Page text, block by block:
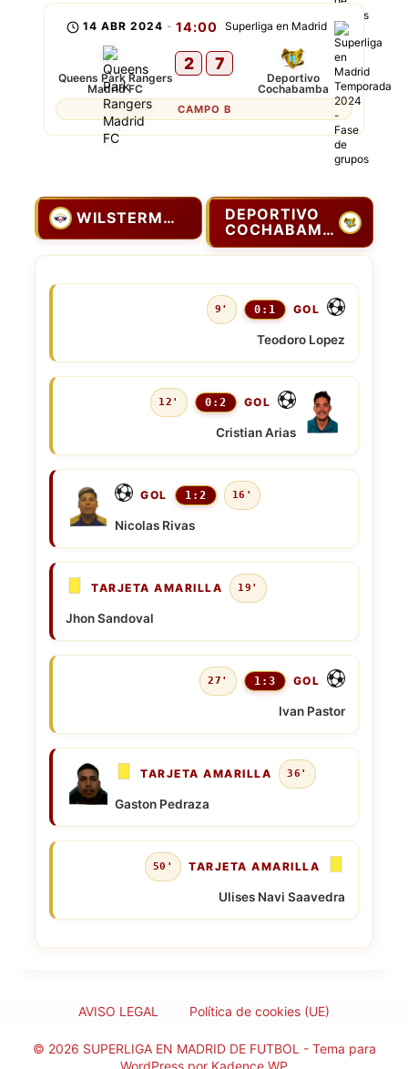
Superliga en Madrid
14 ABR 2024 - 14:00
Queens Park Rangers
Madrid FC
2 7
Deportivo
Cochabamba
CAMPO B
WILSTERMANN
DEPORTIVO
COCHABAMBA
9' 0:1 GOL
Teodoro Lopez
12' 0:2 GOL
Cristian Arias
GOL 1:2 16'
Nicolas Rivas
TARJETA AMARILLA 19'
Jhon Sandoval
27' 1:3 GOL
Ivan Pastor
TARJETA AMARILLA 36'
Gaston Pedraza
50' TARJETA AMARILLA
Ulises Navi Saavedra
AVISO LEGAL Política de cookies (UE)
© 2026 SUPERLIGA EN MADRID DE FUTBOL - Tema para
WordPress por Kadence WP